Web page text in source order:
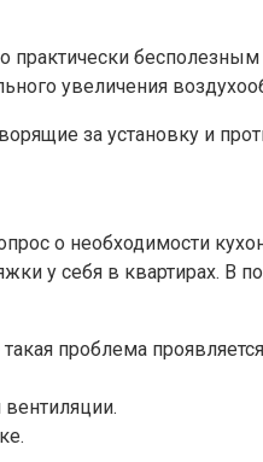
практически
увеличения
за установку и
о необходимости
у себя в квартирах. В
проблема